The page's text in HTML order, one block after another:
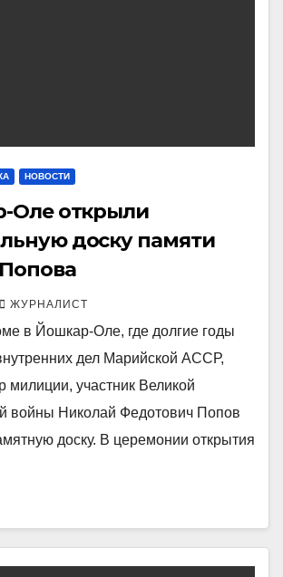
НОВОСТИ
Оле открыли
доску памяти
ЖУРНАЛИСТ
в Йошкар-Оле, где долгие годы
дел Марийской АССР,
милиции, участник Великой
войны Николай Федотович Попов
доску. В церемонии открытия